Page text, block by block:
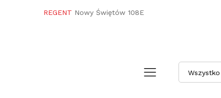
REGENT Nowy Świętów 108E
Wszystko
Towar / Usługa